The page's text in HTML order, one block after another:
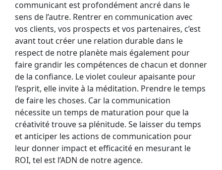
communicant est profondément ancré dans le
sens de l’autre. Rentrer en communication avec
vos clients, vos prospects et vos partenaires, c’est
avant tout créer une relation durable dans le
respect de notre planète mais également pour
faire grandir les compétences de chacun et donner
de la confiance. Le violet couleur apaisante pour
l’esprit, elle invite à la méditation. Prendre le temps
de faire les choses. Car la communication
nécessite un temps de maturation pour que la
créativité trouve sa plénitude. Se laisser du temps
et anticiper les actions de communication pour
leur donner impact et efficacité en mesurant le
ROI, tel est l’ADN de notre agence.